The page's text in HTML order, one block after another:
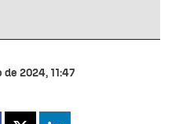
2024, 11:47